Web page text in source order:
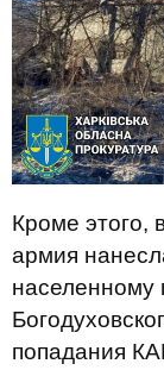
Кроме этого,
армия
населенному
попадания